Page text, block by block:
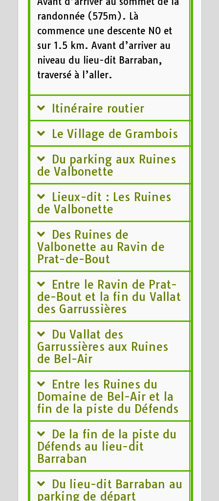
randonnée (575m). Là
commence une descente NO et
sur 1.5 km. Avant d’arriver au
niveau du lieu-dit Barraban,
traversé à l’aller.
Itinéraire routier
Le Village de Grambois
Du parking aux Ruines
de Valbonette
Lieux-dit : Les Ruines
de Valbonette
Des Ruines de
Valbonette au Ravin de
Prat-de-Bout
Entre le Ravin de Prat-
de-Bout et la fin du Vallat
des Garrussières
Du Vallat des
Garrussières aux Ruines
de Bel-Air
Entre les Ruines du
Domaine de Bel-Air et la
fin de la piste du Défends
De la fin de la piste du
Défends au lieu-dit
Barraban
Du lieu-dit Barraban au
parking de départ